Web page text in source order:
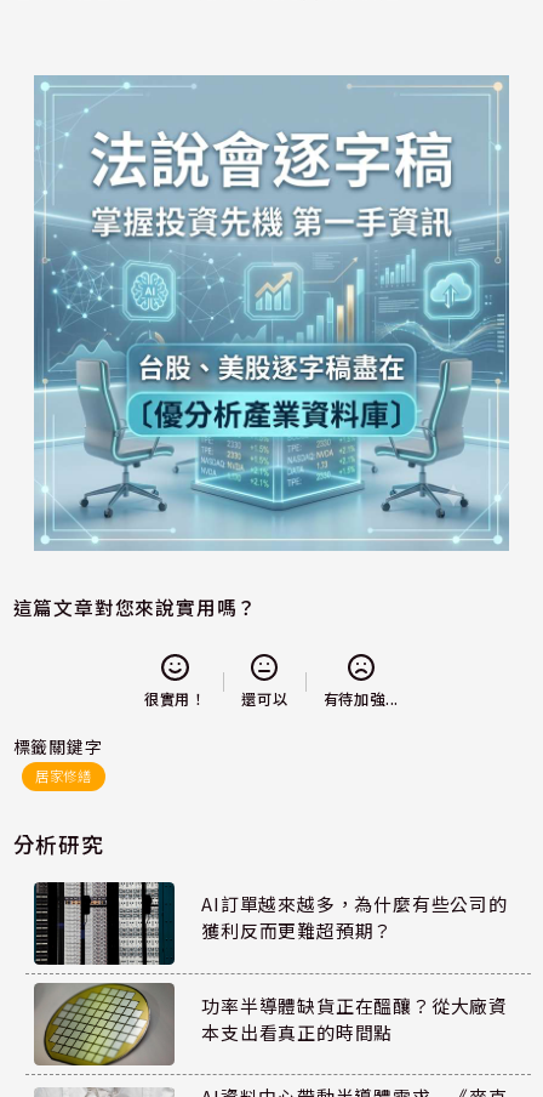
這篇文章對您來說實用嗎？
很實用！ 還可以 有待加強...
標籤關鍵字
居家修繕
分析研究
AI訂單越來越多，為什麼有些公司的
獲利反而更難超預期？
功率半導體缺貨正在醞釀？從大廠資
本支出看真正的時間點